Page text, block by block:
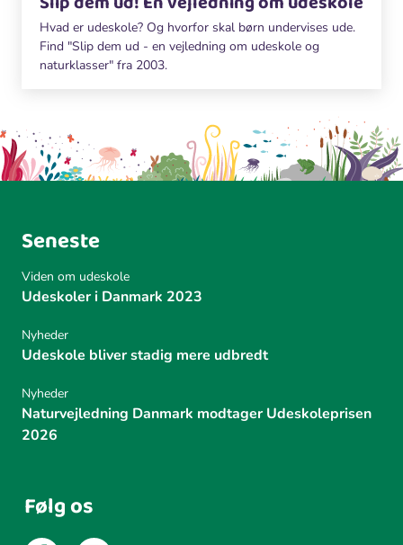
Hvad er udeskole? Og hvorfor skal børn undervises ude.
Find "Slip dem ud - en vejledning om udeskole og
naturklasser" fra 2003.
Seneste
Viden om udeskole
Udeskoler i Danmark 2023
Nyheder
Udeskole bliver stadig mere udbredt
Nyheder
Naturvejledning Danmark modtager Udeskoleprisen
2026
Følg os